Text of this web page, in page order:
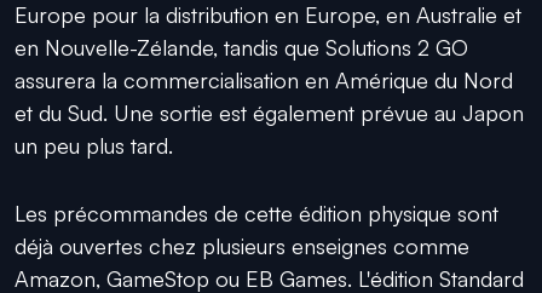
Europe pour la distribution en Europe, en Australie et
en Nouvelle-Zélande, tandis que Solutions 2 GO
assurera la commercialisation en Amérique du Nord
et du Sud. Une sortie est également prévue au Japon
un peu plus tard.
Les précommandes de cette édition physique sont
déjà ouvertes chez plusieurs enseignes comme
Amazon, GameStop ou EB Games. L'édition Standard